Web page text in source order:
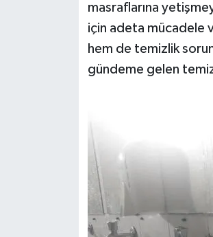
masraflarına
için adeta mücadele
hem de temizlik
gündeme gelen